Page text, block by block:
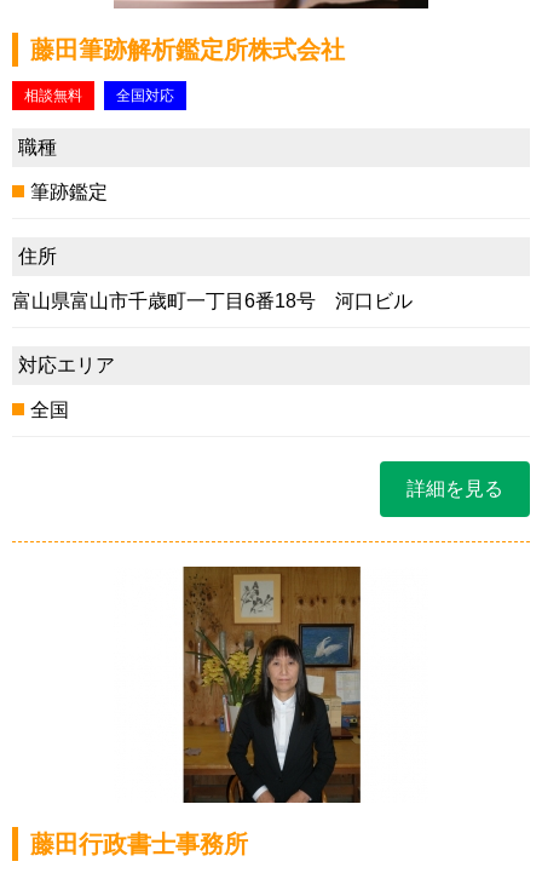
藤田筆跡解析鑑定所株式会社
相談無料 全国対応
職種
筆跡鑑定
住所
富山県富山市千歳町一丁目6番18号 河口ビル
対応エリア
全国
詳細を見る
藤田行政書士事務所